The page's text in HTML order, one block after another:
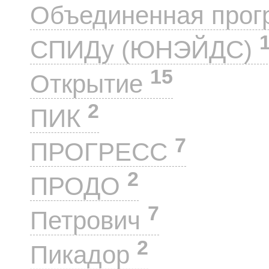
Объединенная
СПИДу (ЮНЭЙДС)
Открытие 15
ПИК 2
ПРОГРЕСС 7
ПРОДО 2
Петрович 7
Пикадор 2